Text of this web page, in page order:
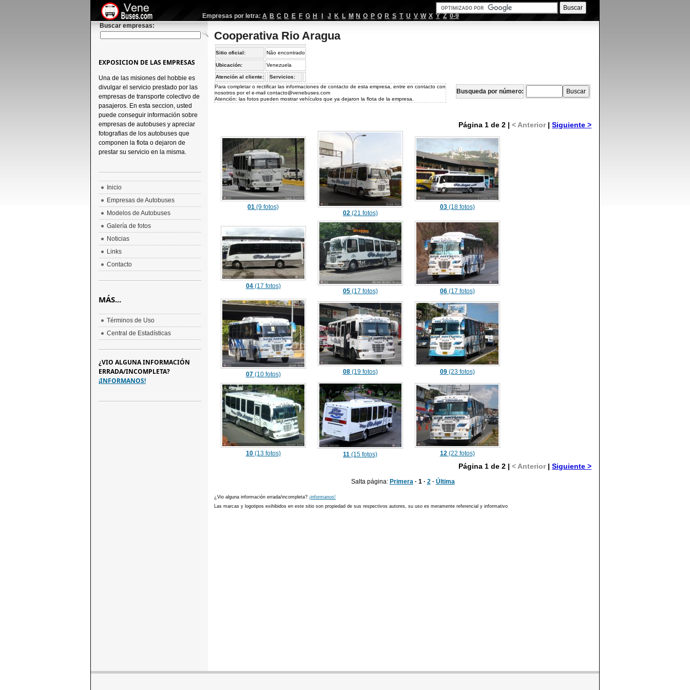
Empresas por letra: A B C D E F G H J K L M N O P Q R S T U V W X Y Z 0-9
Buscar empresas:
Cooperativa Rio Aragua
Sitio oficial: Não encontrado
Ubicación: Venezuela
Atención al cliente:
Servicios:
Para completar o rectificar las informaciones de contacto de esta empresa, entre en contacto con
nosotros por el e-mailcontacto@venebuses.com
Atención: las fotos pueden mostrar vehículos que ya dejaron la flota de la empresa.
Busqueda por número:
Página 1 de 2 |< Anterior|Siguiente >
01 (9 fotos)
02(21 fotos)
03(18 fotos)
04(17 fotos)
05(17 fotos) 06(17 fotos)
07(10 fotos) 08(19 fotos) 09(23 fotos)
10(13 fotos) 11 (15 fotos) 12(22 fotos)
Página 1 de 2 |< Anterior|Siguiente >
Salta página: Primera· 1 · 2· Última
¿Vio alguna información errada/incompleta? ¡informanos!
Las marcas y logotipos exihibidos en este sitio son propiedad de sus respectivos autores, su uso es meramente referencial y informativo
EXPOSICION DE LAS EMPRESAS
Una de las misiones del hobbie es
divulgar el servicio prestado por las
empresas de transporte colectivo de
pasajeros. En esta seccion, usted
puede conseguir información sobre
empresas de autobuses y apreciar
fotografias de los autobuses que
componen la flota o dejaron de
prestar su servicio en la misma.
Inicio
Empresas de Autobuses
Modelos de Autobuses
Galería de fotos
Noticias
Links
Contacto
MÁS...
Términos de Uso
Central de Estadísticas
¿VIO ALGUNA INFORMACIÓN
ERRADA/INCOMPLETA?
¡INFORMANOS!